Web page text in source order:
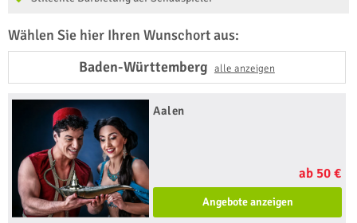
Wählen Sie hier Ihren Wunschort aus:
Baden-Württemberg alle anzeigen
Aalen
ab 50 €
Angebote anzeigen